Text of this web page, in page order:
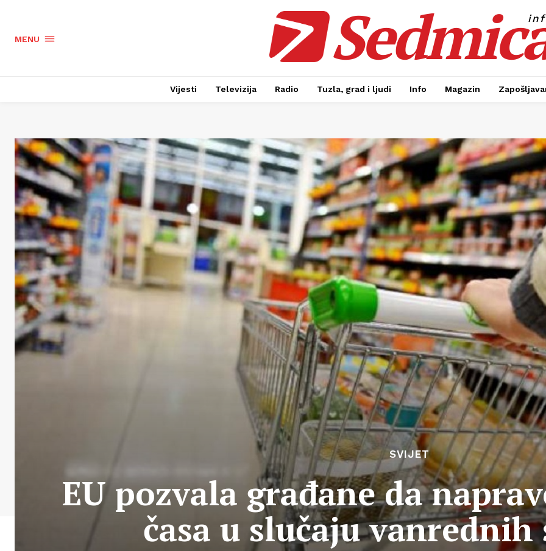
MENU
Vijesti Televizija Radio Tuzla, grad i ljudi Info Magazin
SVIJET
EU pozvala građane da
časa u slučaju